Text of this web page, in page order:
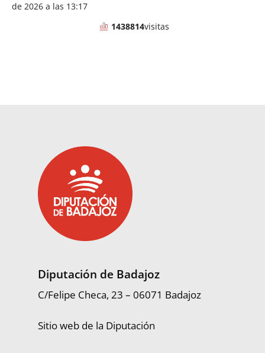
de 2026 a las 13:17
1438814visitas
Diputación de Badajoz
C/Felipe Checa, 23 – 06071 Badajoz
Sitio web de la Diputación